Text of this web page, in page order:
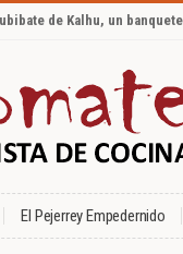
de Kalhu, un
El Pejerrey Empedernido